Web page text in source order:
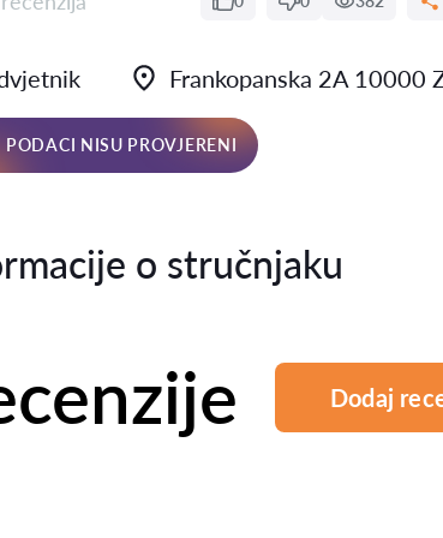
Frankopanska 2A 10000
PODACI NISU PROVJERENI
o stručnjaku
Dodaj